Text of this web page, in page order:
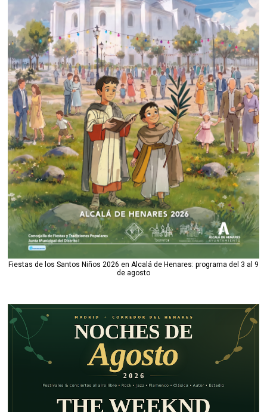
Fiestas de los Santos Niños 2026 en Alcalá de Henares: programa del 3 al 9
de agosto